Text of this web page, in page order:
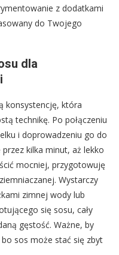
z dodatkami
do Twojego
dla
konsystencję, która
technikę. Po połączeniu
i doprowadzeniu go do
kilka minut, aż lekko
mocniej, przygotowuję
Wystarczy
zimnej wody lub
się sosu, cały
gęstość. Ważne, by
sos może stać się zbyt